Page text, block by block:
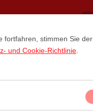
fortfahren, stimmen Sie der
und Cookie-Richtlinie